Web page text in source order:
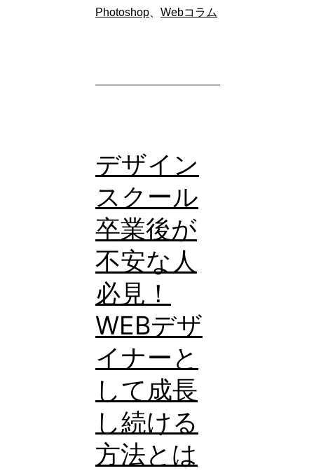
ザ
初
必
見！
無
料
で
使
え
る
WEB
デ
ザ
イ
ン
ツ
Photoshop
Webコラム
デザイン
スクール
卒業後が
不安な人
必見！
WEBデザ
イナーと
して成長
し続ける
方法とは